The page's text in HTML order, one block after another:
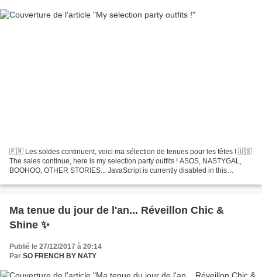
🇫🇷 Les soldes continuent, voici ma sélection de tenues pour les fêtes ! 🇺🇸
The sales continue, here is my selection party outfits ! ASOS, NASTYGAL,
BOOHOO, OTHER STORIES... JavaScript is currently disabled in this
Ma tenue du jour de l'an... Réveillon Chic &
Shine ✨
Publié le 27/12/2017 à 20:14
Par SO FRENCH BY NATY